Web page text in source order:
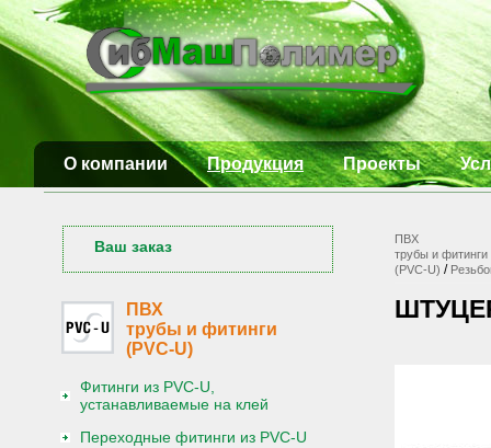
О компании Продукция Проекты
Ваш заказ
ПВХ
трубы и фитинги
(PVC-U)
Фитинги из PVC-U,
устанавливаемые на клей
Переходные фитинги из PVC-U
ПВХ
трубы и фитинги
(PVC-U) /